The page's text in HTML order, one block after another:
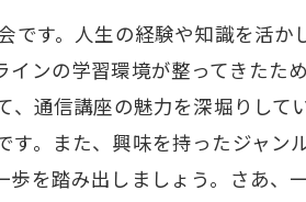
す。人生の経験や知識を活
ンの学習環境が整ってきた
、通信講座の魅力を深堀りし
。また、興味を持ったジャ
を踏み出しましょう。さあ、